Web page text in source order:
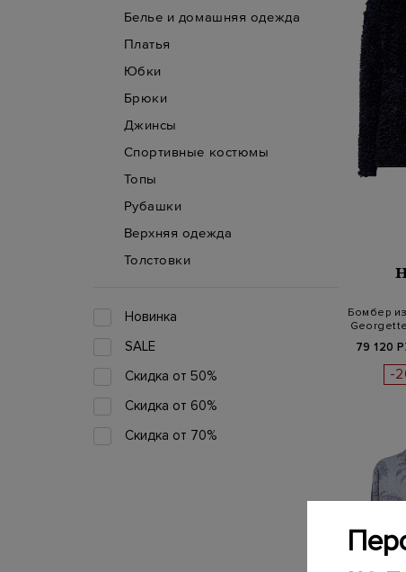
Белье и домашняя одежда
Платья
Юбки
Брюки
Джинсы
Спортивные костюмы
Топы
Рубашки
Верхняя одежда
Толстовки
Новинка
SALE
Скидка от 50%
Скидка от 60%
Скидка от 70%
Бомбер
79 120
-